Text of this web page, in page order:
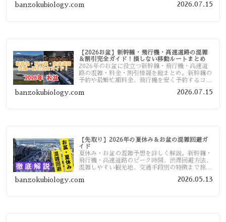
banzokubiology.com 2026.07.15
【2026お盆】新幹線・飛行機・高速道路の混雑
＆割引完全ガイド！損しない移動ルートまとめ
2026年のお盆に役立つ新幹線・飛行機・高速道
路の混雑・料金・割引情報を総まとめ。新幹線の
予約や最繁忙期料金、飛行機を安く予約するコ
い移動方法を分かりやすく解説します。
banzokubiology.com 2026.07.15
【先取り】2026年の夏休み＆お盆の混雑回避ガ
イド
夏休み・お盆の混雑予想を詳しく解説。新幹線・
飛行機・高速道路のピーク時間、渋滞回避方法、
混雑しやすい観光地、交通手段別の特徴まで旅行
banzokubiology.com 2026.05.13